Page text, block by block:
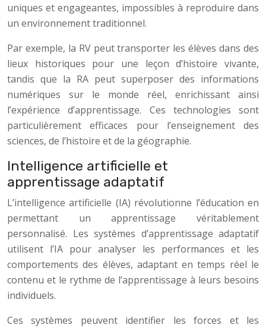
uniques et engageantes, impossibles à reproduire dans
un environnement traditionnel.
Par exemple, la RV peut transporter les élèves dans des
lieux historiques pour une leçon d’histoire vivante,
tandis que la RA peut superposer des informations
numériques sur le monde réel, enrichissant ainsi
l’expérience d’apprentissage. Ces technologies sont
particulièrement efficaces pour l’enseignement des
sciences, de l’histoire et de la géographie.
Intelligence artificielle et
apprentissage adaptatif
L’intelligence artificielle (IA) révolutionne l’éducation en
permettant un apprentissage véritablement
personnalisé. Les systèmes d’apprentissage adaptatif
utilisent l’IA pour analyser les performances et les
comportements des élèves, adaptant en temps réel le
contenu et le rythme de l’apprentissage à leurs besoins
individuels.
Ces systèmes peuvent identifier les forces et les